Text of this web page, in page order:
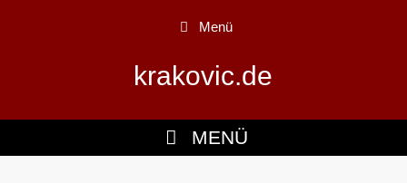
Menü
krakovic.de
MENÜ